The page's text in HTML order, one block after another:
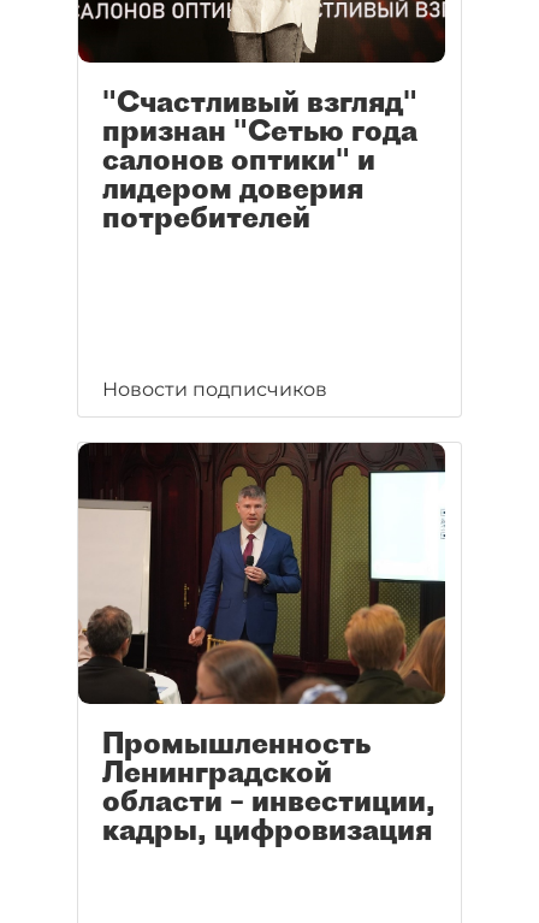
"Счастливый взгляд"
признан "Сетью года
салонов оптики" и
лидером доверия
потребителей
Новости подписчиков
Промышленность
Ленинградской
области – инвестиции,
кадры, цифровизация